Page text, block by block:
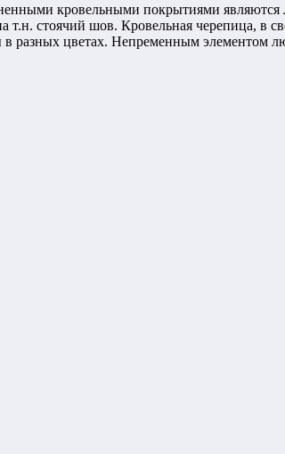
кровельными покрытиями являются
стоячий шов. Кровельная черепица, в
цветах. Непременным элементом